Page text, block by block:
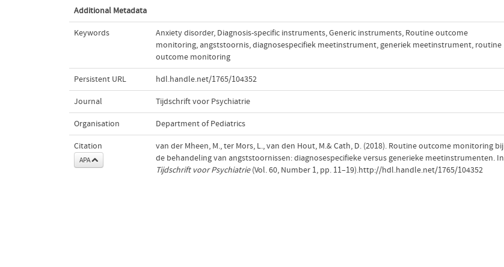
Additional Metadata
Keywords Anxiety disorder, Diagnosis-specific instruments,Generic instruments, Routine outcome
monitoring, angststoornis,diagnosespecifiek meetinstrument, generiek meetinstrument, routine
outcome monitoring
Persistent URL hdl.handle.net/1765/104352
Journal Tijdschrift voor Psychiatrie
Organisation Department of Pediatrics
Citation
APA
van der Mheen, M., ter Mors, L., van den Hout, M.& Cath, D. (2018). Routine outcome monitoring bij
de behandeling van angststoornissen: diagnosespecifieke versus generieke meetinstrumenten. In
Tijdschrift voor Psychiatrie(Vol. 60, Number 1, pp. 11–19).http://hdl.handle.net/1765/104352